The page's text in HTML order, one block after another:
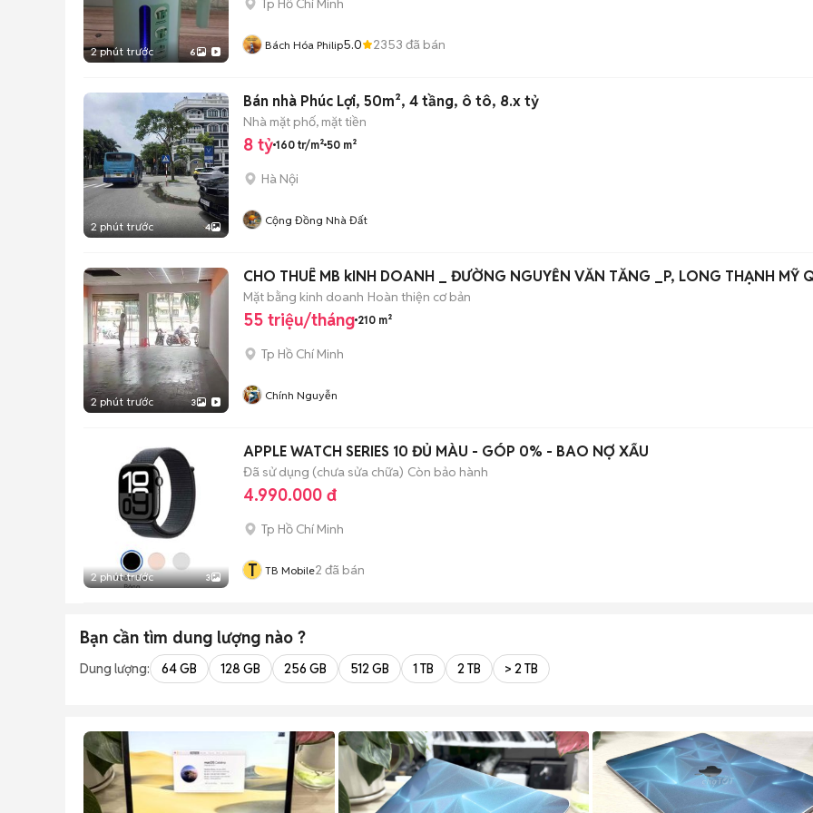
2 phút trước 6
Tp Hồ Chí Minh
Bách Hóa Philip5.0 2353 đã bán
2 phút trước 4
Bán nhà Phúc Lợi, 50m², 4 tầng, ô tô, 8.x tỷ
Nhà mặt phố, mặt tiền
8 tỷ 160 tr/m² 50 m²
Hà Nội
Cộng Đồng Nhà Đất
2 phút trước 3
CHO THUÊ MB kINH DOANH _ ĐƯỜNG NGUYỄN VĂN TĂNG _P, LONG THẠNH MỸ
Mặt bằng kinh doanh Hoàn thiện cơ bản
55 triệu/tháng 210 m²
Tp Hồ Chí Minh
Chính Nguyễn
2 phút trước 3
APPLE WATCH SERIES 10 ĐỦ MÀU - GÓP 0% - BAO NỢ XẤU
Đã sử dụng (chưa sửa chữa) Còn bảo hành
4.990.000 đ
Tp Hồ Chí Minh
T TB Mobile2 đã bán
Bạn cần tìm dung lượng nào ?
Dung lượng: 64 GB 128 GB 256 GB 512 GB 1 TB 2 TB > 2 TB